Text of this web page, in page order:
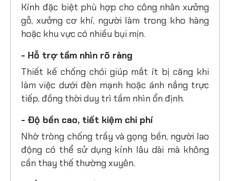
Kính đặc biệt phù hợp cho công nhân xưởng
gỗ, xưởng cơ khí, người làm trong kho hàng
hoặc khu vực có nhiều bụi mịn.
- Hỗ trợ tầm nhìn rõ ràng
Thiết kế chống chói giúp mắt ít bị căng khi
làm việc dưới đèn mạnh hoặc ánh nắng trực
tiếp, đồng thời duy trì tầm nhìn ổn định.
- Độ bền cao, tiết kiệm chi phí
Nhờ tròng chống trầy và gọng bền, người lao
động có thể sử dụng kính lâu dài mà không
cần thay thế thường xuyên.